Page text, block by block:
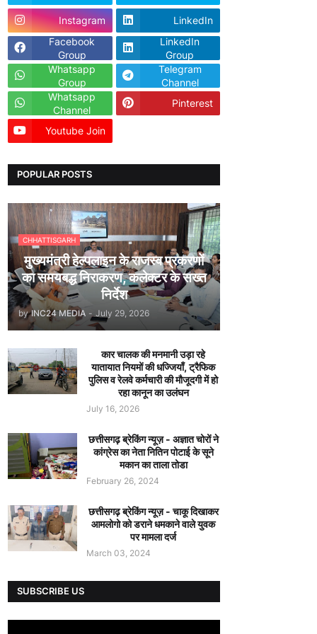
Instagram
LinkedIn
Facebook
Group
LinkedIn
Group
Whatsapp
Group
Telegram
Channel
Whatsapp
Channel
Pinterest
Youtube Join
POPULAR POSTS
CHHATTISGARH
मुख्यमंत्री हेल्पलाइन के राजस्व प्रकरणों
का समयबद्ध निराकरण, कलेक्टर के सख्त
निर्देश
by INC24 MEDIA - July 29, 2026
कार चालक की मनमानी उड़ा रहे
यातायात नियमों की धज्जियाँ, ट्रैफिक
पुलिस व रेलवे कर्मचारी की मौजूदगी में हो
रहा कानून का उलंघन
July 16, 2026
छत्तीसगढ़ ब्रेकिंग न्यूज़ - अज्ञात चोरों ने
कांग्रेस का नेता नितिन पोटाई के सूने
मकान का ताला तोडा
February 26, 2024
छत्तीसगढ़ ब्रेकिंग न्यूज़ - चाकू दिखाकर
आमलोगो को डराने धमकाने वाले युवक
पर मामला दर्ज
March 03, 2024
SUBSCRIBE US